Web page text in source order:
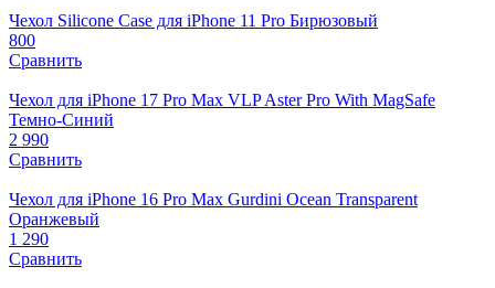
Чехол Silicone Case для iPhone 11 Pro Бирюзовый
800
Сравнить
Чехол для iPhone 17 Pro Max VLP Aster Pro With MagSafe
Темно-Синий
2 990
Сравнить
Чехол для iPhone 16 Pro Max Gurdini Ocean Transparent
Оранжевый
1 290
Сравнить